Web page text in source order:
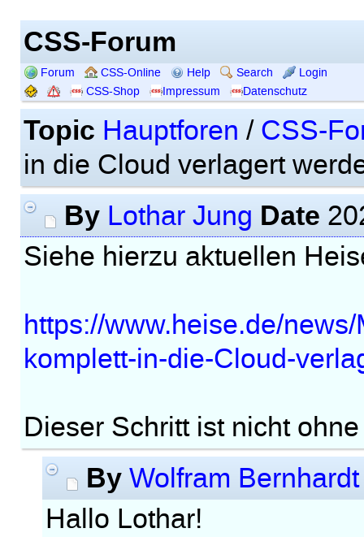
CSS-Forum
Forum CSS-Online Help Search
Login
CSS-Shop
Impressum Datenschutz
Topic Hauptforen / CSS-
in die Cloud verlagert
By Lothar Jung Date
Siehe hierzu aktuellen
https://www.heise.de/
komplett-in-die-Cloud-
Dieser Schritt ist nicht
By Wolfram Bernhardt
Hallo Lothar!